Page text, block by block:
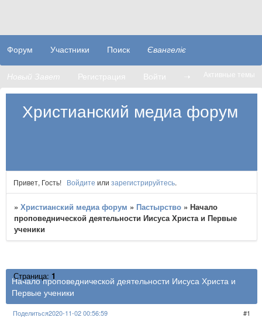
Христианский медиа форум
Форум Участники Поиск Євангеліє
Новый Завет Регистрация Войти ➝ Активные темы
Привет, Гость! Войдите или зарегистрируйтесь.
»Христианский медиа форум » Пастырство »Начало
проповеднической деятельности Иисуса Христа и Первые
ученики
Начало проповеднической деятельности Иисуса Христа и
Первые ученики
Страница: 1
Поделиться 1
2020-11-02 00:56:59